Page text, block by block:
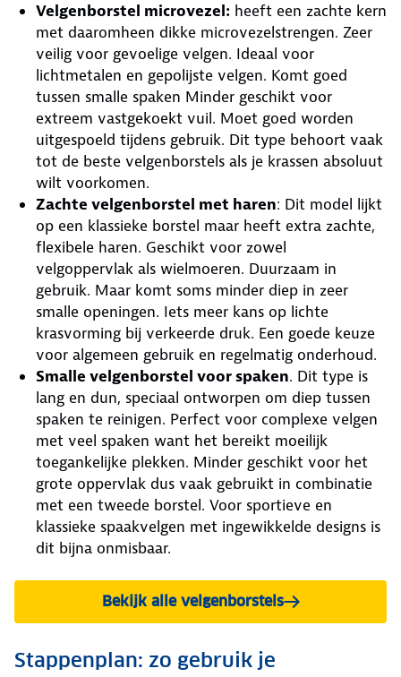
Velgenborstel microvezel: heeft een zachte kern
met daaromheen dikke microvezelstrengen. Zeer
veilig voor gevoelige velgen. Ideaal voor
lichtmetalen en gepolijste velgen. Komt goed
tussen smalle spaken Minder geschikt voor
extreem vastgekoekt vuil. Moet goed worden
uitgespoeld tijdens gebruik. Dit type behoort vaak
tot de beste velgenborstels als je krassen absoluut
wilt voorkomen.
Zachte velgenborstel met haren: Dit model lijkt
op een klassieke borstel maar heeft extra zachte,
flexibele haren. Geschikt voor zowel
velgoppervlak als wielmoeren. Duurzaam in
gebruik. Maar komt soms minder diep in zeer
smalle openingen. Iets meer kans op lichte
krasvorming bij verkeerde druk. Een goede keuze
voor algemeen gebruik en regelmatig onderhoud.
Smalle velgenborstel voor spaken. Dit type is
lang en dun, speciaal ontworpen om diep tussen
spaken te reinigen. Perfect voor complexe velgen
met veel spaken want het bereikt moeilijk
toegankelijke plekken. Minder geschikt voor het
grote oppervlak dus vaak gebruikt in combinatie
met een tweede borstel. Voor sportieve en
klassieke spaakvelgen met ingewikkelde designs is
dit bijna onmisbaar.
Bekijk alle velgenborstels
Stappenplan: zo gebruik je